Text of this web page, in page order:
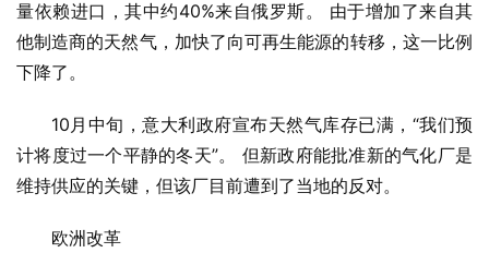
量依赖进口，其中约40%来自俄罗斯。 由于增加了来自其
他制造商的天然气，加快了向可再生能源的转移，这一比例
下降了。
10月中旬，意大利政府宣布天然气库存已满，“我们预
计将度过一个平静的冬天”。 但新政府能批准新的气化厂是
维持供应的关键，但该厂目前遭到了当地的反对。
欧洲改革